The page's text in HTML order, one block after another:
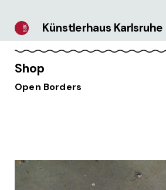
Künstlerhaus Karlsruhe
Shop
Open Borders